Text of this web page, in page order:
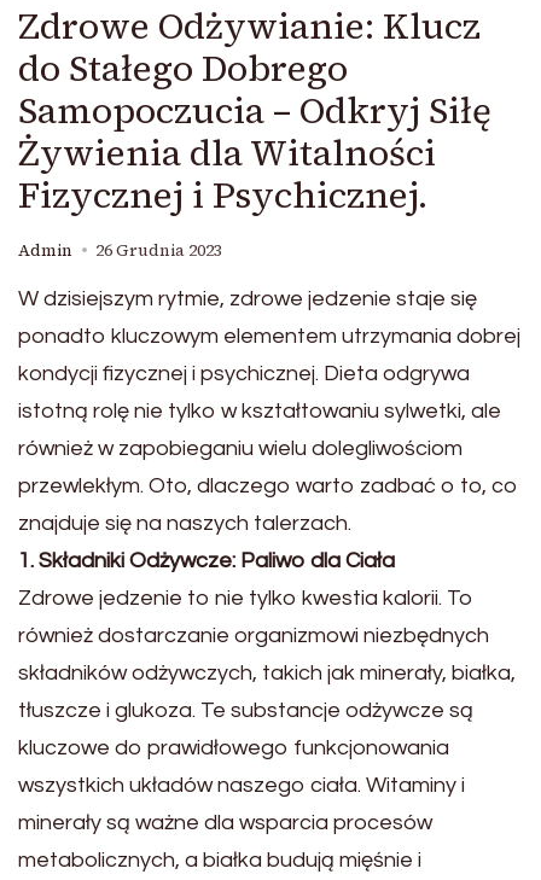
Zdrowe Odżywianie: Klucz
do Stałego Dobrego
Samopoczucia – Odkryj Siłę
Żywienia dla Witalności
Fizycznej i Psychicznej.
Admin 26 Grudnia 2023
W dzisiejszym rytmie, zdrowe jedzenie staje się
ponadto kluczowym elementem utrzymania dobrej
kondycji fizycznej i psychicznej. Dieta odgrywa
istotną rolę nie tylko w kształtowaniu sylwetki, ale
również w zapobieganiu wielu dolegliwościom
przewlekłym. Oto, dlaczego warto zadbać o to, co
znajduje się na naszych talerzach.
1. Składniki Odżywcze: Paliwo dla Ciała
Zdrowe jedzenie to nie tylko kwestia kalorii. To
również dostarczanie organizmowi niezbędnych
składników odżywczych, takich jak minerały, białka,
tłuszcze i glukoza. Te substancje odżywcze są
kluczowe do prawidłowego funkcjonowania
wszystkich układów naszego ciała. Witaminy i
minerały są ważne dla wsparcia procesów
metabolicznych, a białka budują mięśnie i